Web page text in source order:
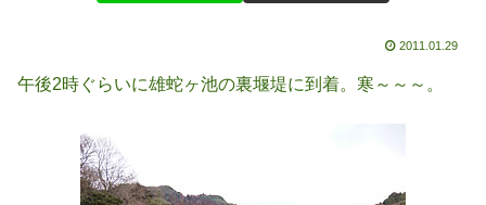
2011.01.29
午後2時ぐらいに雄蛇ヶ池の裏堰堤に到着。寒～～～。